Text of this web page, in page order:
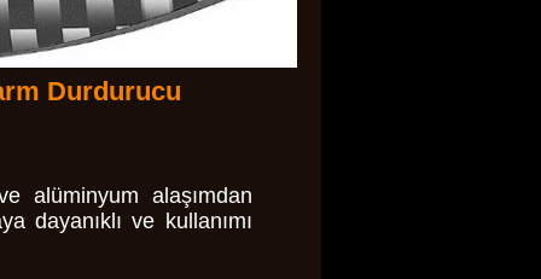
Durdurucu
alüminyum alaşımdan
dayanıklı ve kullanımı